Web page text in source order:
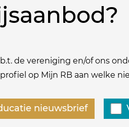
de vereniging en/of ons
op Mijn RB aan welke
nieuwsbrief